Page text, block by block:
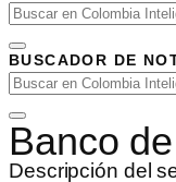
BUSCADOR DE
Banco
Descripción del